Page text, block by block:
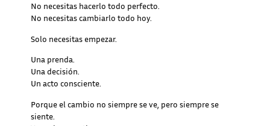
No necesitas hacerlo todo perfecto.
No necesitas cambiarlo todo hoy.
Solo necesitas empezar.
Una prenda.
Una decisión.
Un acto consciente.
Porque el cambio no siempre se ve, pero siempre se
siente.